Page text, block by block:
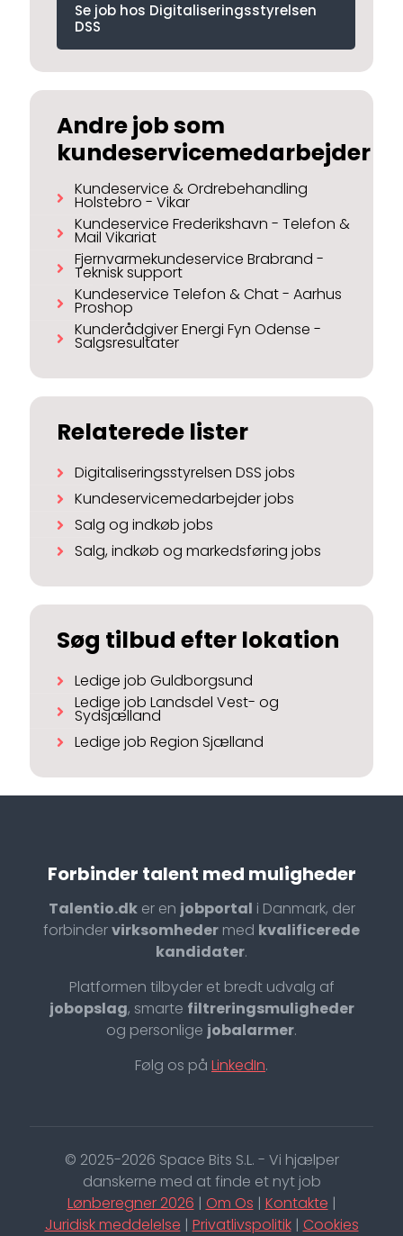
Se job hos Digitaliseringsstyrelsen
DSS
Andre job som
kundeservicemedarbejder
Kundeservice & Ordrebehandling
Holstebro - Vikar
Kundeservice Frederikshavn - Telefon &
Mail Vikariat
Fjernvarmekundeservice Brabrand -
Teknisk support
Kundeservice Telefon & Chat - Aarhus
Proshop
Kunderådgiver Energi Fyn Odense -
Salgsresultater
Relaterede lister
Digitaliseringsstyrelsen DSS jobs
Kundeservicemedarbejder jobs
Salg og indkøb jobs
Salg, indkøb og markedsføring jobs
Søg tilbud efter lokation
Ledige job Guldborgsund
Ledige job Landsdel Vest- og
Sydsjælland
Ledige job Region Sjælland
Forbinder talent med muligheder
Talentio.dker en jobportal i Danmark, der
forbindervirksomheder med kvalificerede
kandidater.
Platformen tilbyder et bredt udvalg af
jobopslag, smarte filtreringsmuligheder
og personlige jobalarmer.
Følg os på LinkedIn.
© 2025-2026 Space Bits S.L. - Vi hjælper
danskerne med at finde et nyt job
Lønberegner 2026 | Om Os | Kontakte |
Juridisk meddelelse | Privatlivspolitik| Cookies